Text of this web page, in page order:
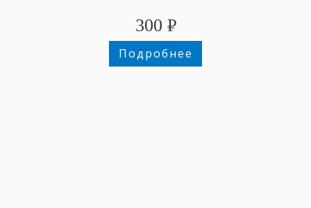
300 ₽
Подробнее